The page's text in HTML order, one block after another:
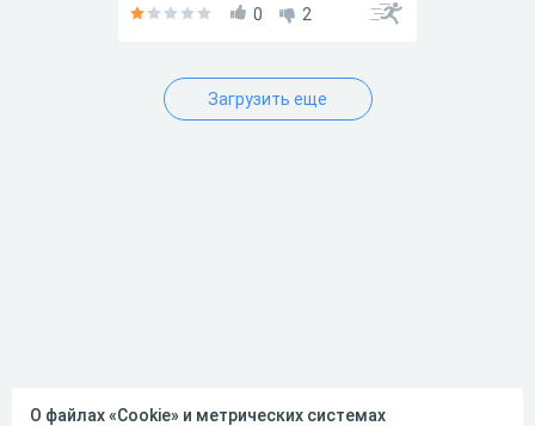
ные спирты делятся на двухат
вестные примеры включают э
тиленгликоль и глицерин.
0 2
Загрузить еще
О файлах «Cookie» и метрических системах